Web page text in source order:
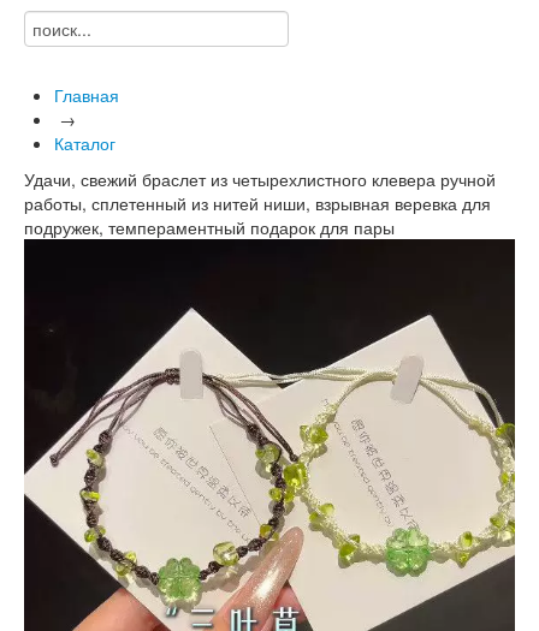
Главная
→
Каталог
Удачи, свежий браслет из четырехлистного клевера ручной
работы, сплетенный из нитей ниши, взрывная веревка для
подружек, темпераментный подарок для пары